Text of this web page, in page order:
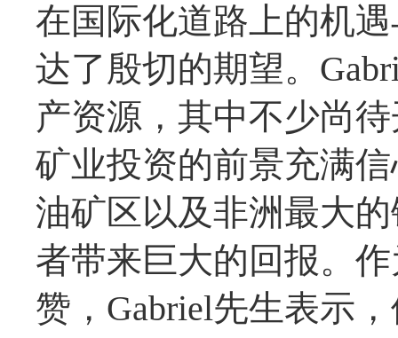
在国际化道路上的机
达了殷切的期望。
产资源，其中不少尚
矿业投资的前景充满
油矿区以及非洲最大
者带来巨大的回报。
赞，Gabriel先生表示